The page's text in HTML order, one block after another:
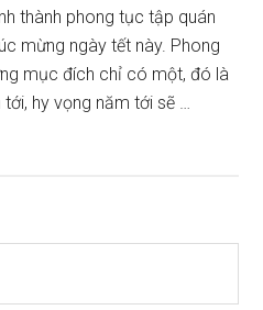
thành phong tục tập quán
mừng ngày tết này. Phong
mục đích chỉ có một, đó là
hy vọng năm tới sẽ …